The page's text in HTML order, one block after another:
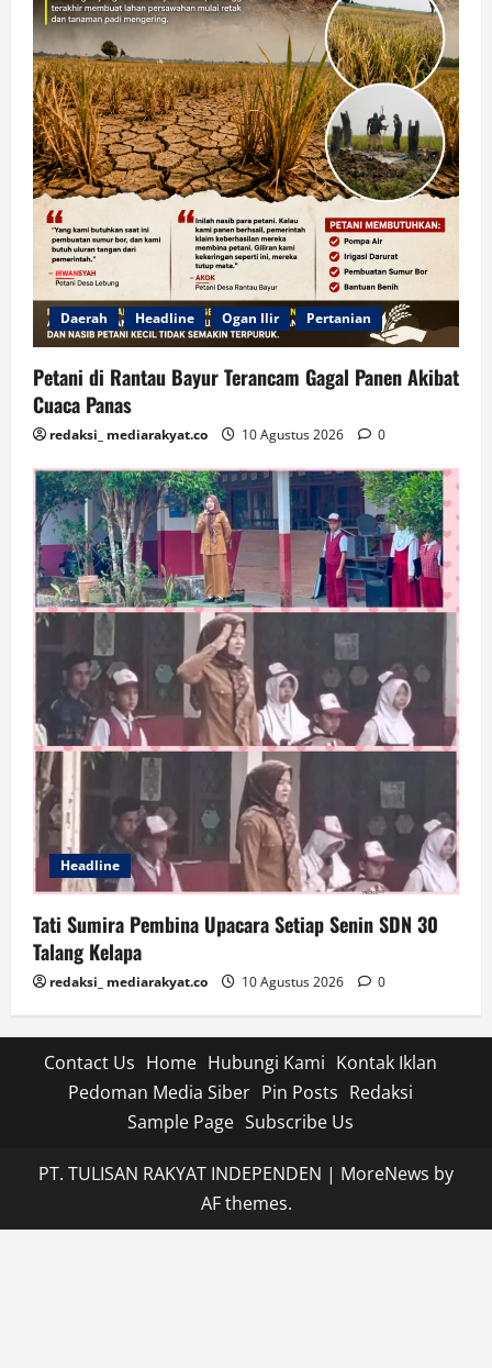
Daerah Headline Ogan Ilir Pertanian
Petani di Rantau Bayur Terancam Gagal Panen Akibat
Cuaca Panas
redaksi_ mediarakyat.co 10 Agustus 2026 0
Headline
Tati Sumira Pembina Upacara Setiap Senin SDN 30
Talang Kelapa
redaksi_ mediarakyat.co 10 Agustus 2026 0
Contact Us Home Hubungi Kami Kontak Iklan
Pedoman Media Siber Pin Posts Redaksi
Sample Page Subscribe Us
PT. TULISAN RAKYAT INDEPENDEN | MoreNews by
AF themes.